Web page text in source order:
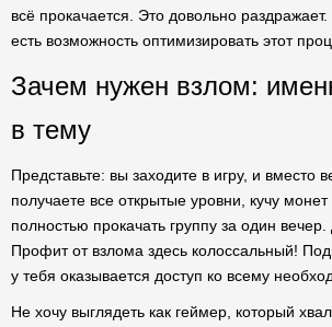
всё прокачается. Это довольно
есть возможность оптимизировать этот
Зачем нужен взлом:
в тему
Представьте: вы заходите в игру, и вместо
получаете все открытые уровни, кучу
полностью прокачать группу за один
Профит от взлома здесь колоссальный!
у тебя оказывается доступ ко всему
Не хочу выглядеть как геймер, который